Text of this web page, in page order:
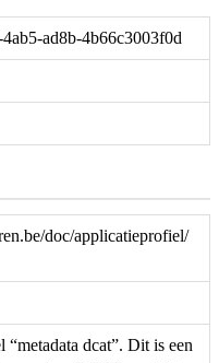
ad8b-4b66c3003f0d
doc/applicatieprofiel/
dcat”. Dit is een